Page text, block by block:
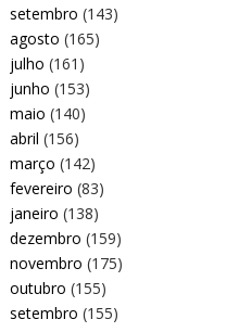
setembro (143)
agosto (165)
julho (161)
junho (153)
maio (140)
abril (156)
março (142)
fevereiro (83)
janeiro (138)
dezembro (159)
novembro (175)
outubro (155)
setembro (155)